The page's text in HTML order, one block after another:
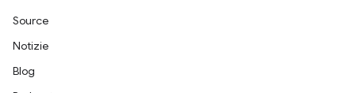
Source
Notizie
Blog